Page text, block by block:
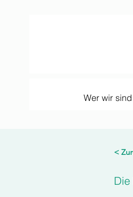
Wer wir sind
<